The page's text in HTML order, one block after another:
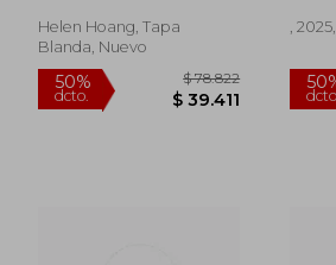
Helen Hoang, Tapa
Blanda, Nuevo
,